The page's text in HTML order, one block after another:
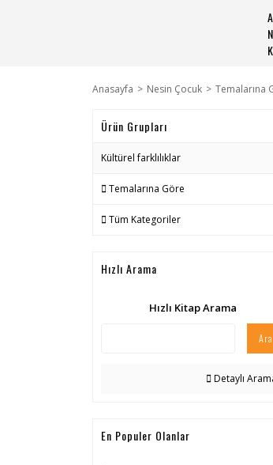
Anasayfa Nesin Çocuk Temalarına
Ürün Grupları
Kültürel farklılıklar
Temalarına Göre
Tüm Kategoriler
Hızlı Arama
Hızlı Kitap Arama
Ara
Detaylı
En Populer Olanlar